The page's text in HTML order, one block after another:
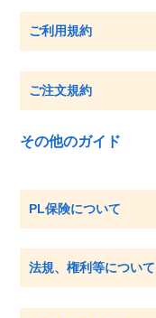
ご利用規約
ご注文規約
その他のガイド
PL保険について
法規、権利等について